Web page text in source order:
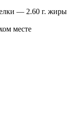
— 2.60 г. жиры
месте